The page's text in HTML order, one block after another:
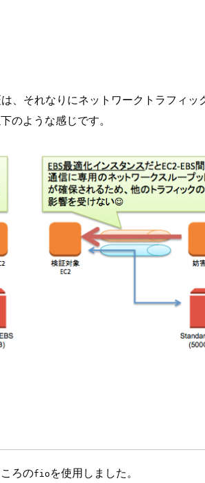
、それなりにネットワークトラフィ
のような感じです。
ろのfio を使用しました。